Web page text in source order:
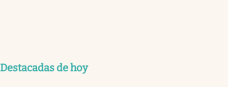
Destacadas de hoy